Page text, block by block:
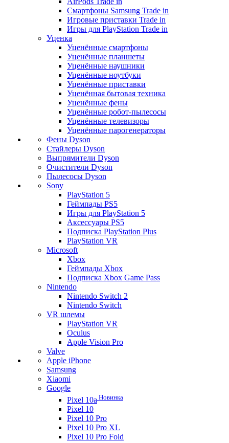
Смартфоны Samsung Trade in
Игровые приставки Trade in
Игры для PlayStation Trade in
Уценка
Уценённые смартфоны
Уценённые планшеты
Уценённые наушники
Уценённые ноутбуки
Уценённые приставки
Уценённая бытовая техника
Уценённые фены
Уценённые робот-пылесосы
Уценённые телевизоры
Уценённые парогенераторы
Фены Dyson
Стайлеры Dyson
Выпрямители Dyson
Очистители Dyson
Пылесосы Dyson
Sony
PlayStation 5
Геймпады PS5
Игры для PlayStation 5
Аксессуары PS5
Подписка PlayStation Plus
PlayStation VR
Microsoft
Xbox
Геймпады Xbox
Подписка Xbox Game Pass
Nintendo
Nintendo Switch 2
Nintendo Switch
VR шлемы
PlayStation VR
Oculus
Apple Vision Pro
Valve
Apple iPhone
Samsung
Xiaomi
Google
Pixel 10a Новинка
Pixel 10
Pixel 10 Pro
Pixel 10 Pro XL
Pixel 10 Pro Fold